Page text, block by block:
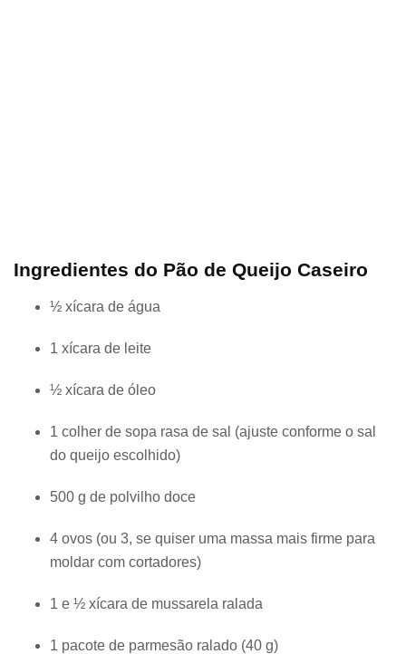
Ingredientes do Pão de Queijo Caseiro
½ xícara de água
1 xícara de leite
½ xícara de óleo
1 colher de sopa rasa de sal (ajuste conforme o sal
do queijo escolhido)
500 g de polvilho doce
4 ovos (ou 3, se quiser uma massa mais firme para
moldar com cortadores)
1 e ½ xícara de mussarela ralada
1 pacote de parmesão ralado (40 g)